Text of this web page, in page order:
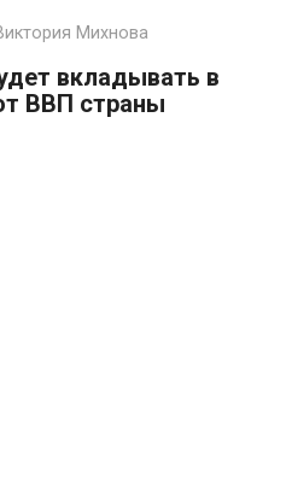
Михнова
вкладывать в
ВВП страны